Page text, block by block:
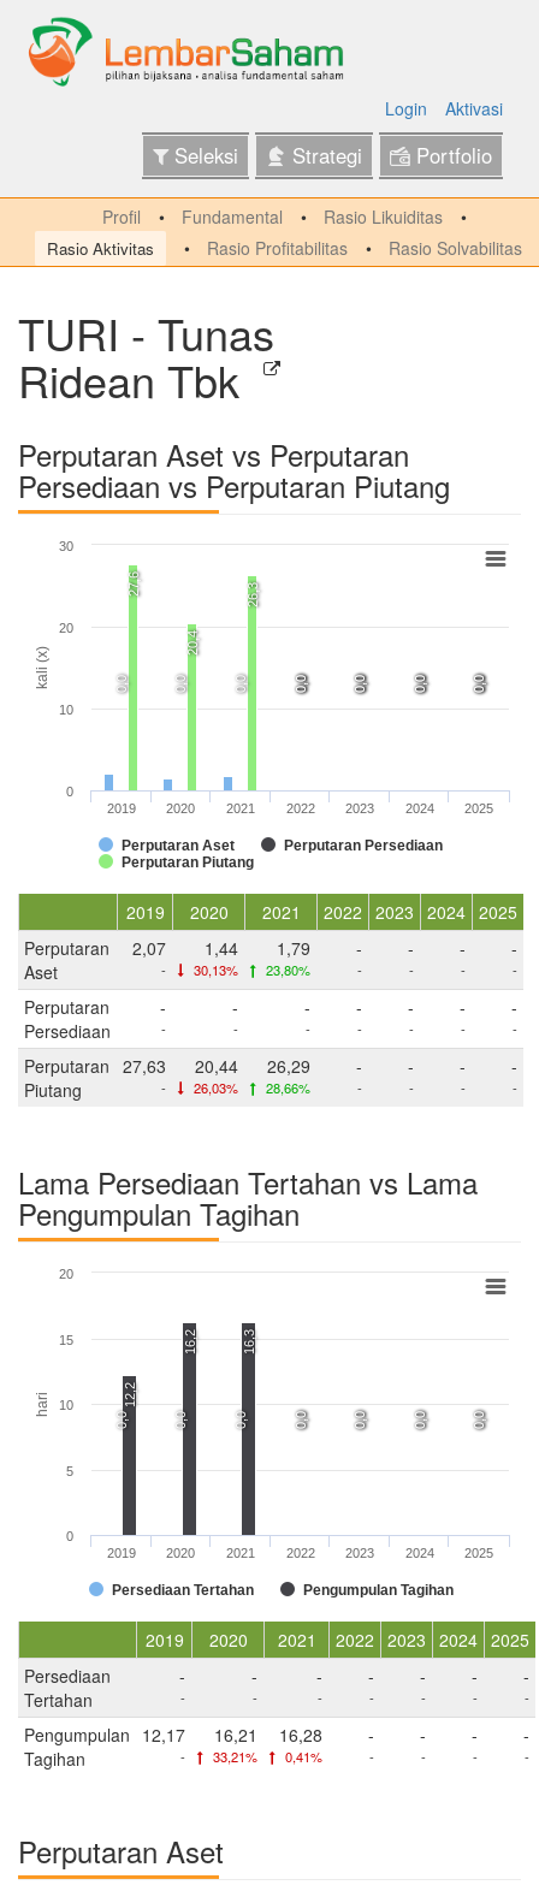
Login Aktivasi
Seleksi Strategi Portfolio
Profil Fundamental Rasio Likuiditas
Rasio Aktivitas Rasio Profitabilitas Rasio Solvabilitas
TURI - Tunas
Ridean Tbk
Perputaran Aset vs Perputaran
Persediaan vs Perputaran Piutang
kali (x) 0,0 0,0 0,0 0,0
0,0 0,0 0,0 0,0 0,0 0,0 0,0
27,6
20,4
26,3
0,0 0,0 0,0 0,0
Perputaran Aset
Perputaran Persediaan
Perputaran Piutang
2019 2020 2021 2022 2023 2024 2025
0
10
20
30
2019 2020 2021 2022 2023 2024 2025
Perputaran
Aset
2,07
-
1,44
30,13%
1,79
23,80%
-
-
-
-
-
-
-
-
Perputaran
Persediaan
-
-
-
-
-
-
-
-
-
-
-
-
-
-
Perputaran
Piutang
27,63
-
20,44
26,03%
26,29
28,66%
-
-
-
-
-
-
-
-
Lama Persediaan Tertahan vs Lama
Pengumpulan Tagihan
hari
0,0 0,0 0,0 0,0 0,0 0,0 0,0
12,2
16,2 16,3
0,0 0,0 0,0 0,0
Persediaan Tertahan Pengumpulan Tagihan
2019 2020 2021 2022 2023 2024 2025
0
5
10
15
20
2019 2020 2021 2022 2023 2024 2025
Persediaan
Tertahan
-
-
-
-
-
-
-
-
-
-
-
-
-
-
Pengumpulan
Tagihan
12,17
-
16,21
33,21%
16,28
0,41%
-
-
-
-
-
-
-
-
Perputaran Aset